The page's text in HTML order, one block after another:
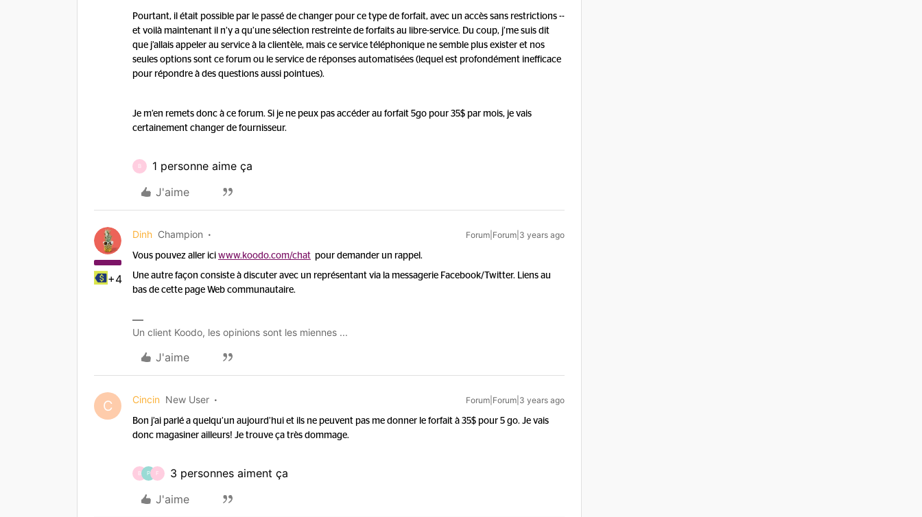
Pourtant, il était possible par le passé de changer pour ce type de forfait, avec un accès sans restrictions --
et voilà maintenant il n’y a qu’une sélection restreinte de forfaits au libre-service. Du coup, j’me suis dit
que j’allais appeler au service à la clientèle, mais ce service téléphonique ne semble plus exister et nos
seules options sont ce forum ou le service de réponses automatisées (lequel est profondément inefficace
pour répondre à des questions aussi pointues).
Je m’en remets donc à ce forum. Si je ne peux pas accéder au forfait 5go pour 35$ par mois, je vais
certainement changer de fournisseur.
B
1 personne aime ça
J'aime
+4
Dinh Champion Forum|Forum|3 years ago
Vous pouvez aller ici www.koodo.com/chat pour demander un rappel.
Une autre façon consiste à discuter avec un représentant via la messagerie Facebook/Twitter. Liens au
bas de cette page Web communautaire.
Un client Koodo, les opinions sont les miennes ...
J'aime
C Cincin New User Forum|Forum|3 years ago
Bon j’ai parlé a quelqu’un aujourd’hui et ils ne peuvent pas me donner le forfait à 35$ pour 5 go. Je vais
donc magasiner ailleurs! Je trouve ça très dommage.
B P F
3 personnes aiment ça
J'aime